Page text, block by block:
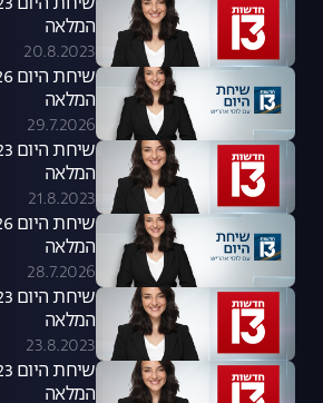
המלאה
20.8.2023
המלאה
29.7.2026
המלאה
21.8.2023
המלאה
28.7.2026
המלאה
23.8.2023
המלאה